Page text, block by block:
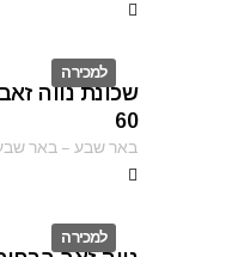
למכירה
ID
שכונת נווה
60
באר שבע–באר
למכירה